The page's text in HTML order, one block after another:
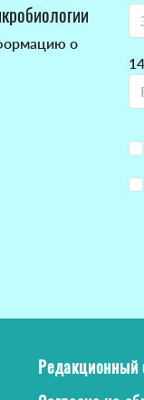
о
Редакционный